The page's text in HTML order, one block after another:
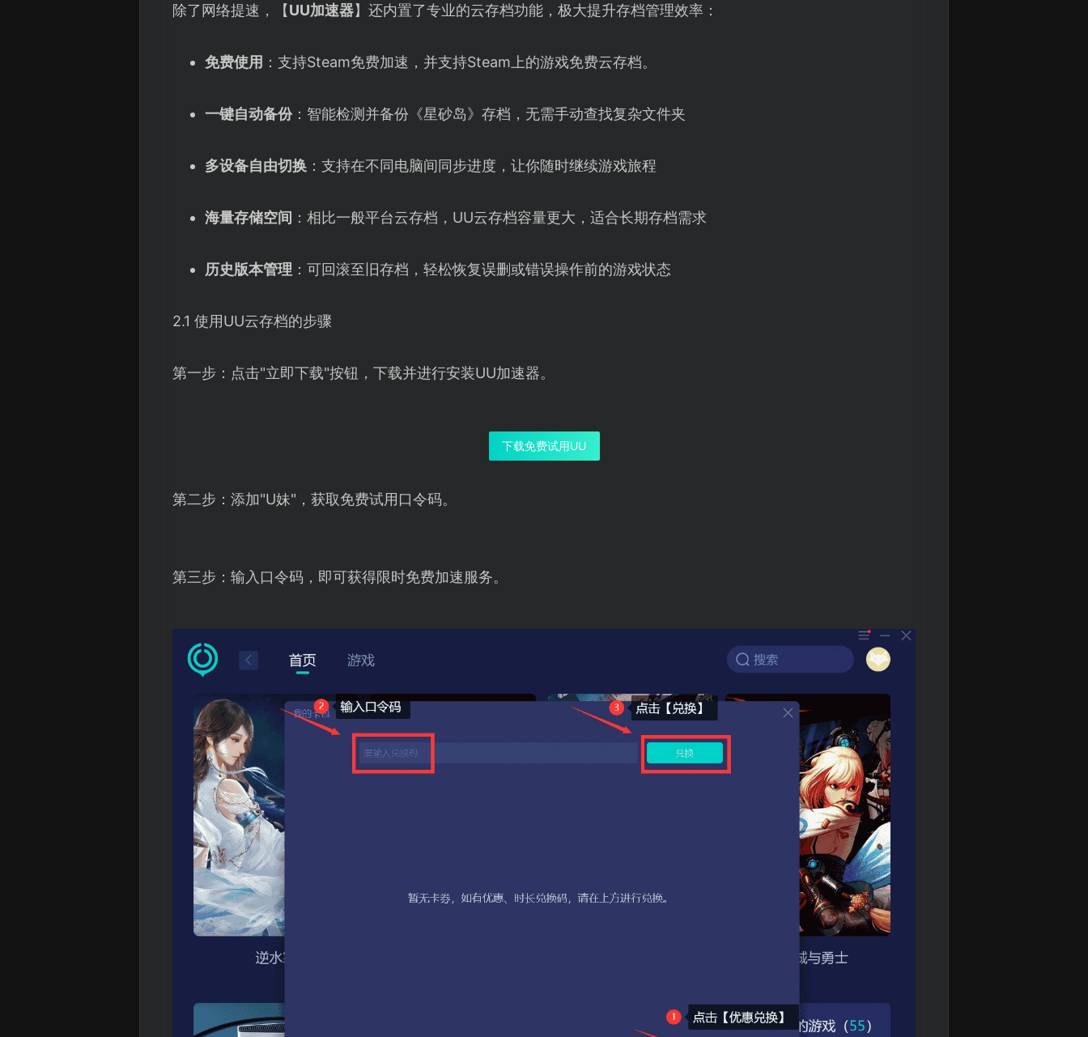
除了网络提速，【UU加速器】还内置了专业的云存档功能，极大提升存档管理效率：
免费使用 ：支持Steam免费加速，并支持Steam上的游戏免费云存档。
一键自动备份：智能检测并备份《星砂岛》存档，无需手动查找复杂文件夹
多设备自由切换：支持在不同电脑间同步进度，让你随时继续游戏旅程
海量存储空间 ：相比一般平台云存档，UU云存档容量更大，适合长期存档需求
历史版本管理 ：可回滚至旧存档，轻松恢复误删或错误操作前的游戏状态
2.1 使用UU云存档的步骤
第一步：点击"立即下载"按钮，下载并进行安装UU加速器。
下载免费试用UU
第二步：添加"U妹"，获取免费试用口令码。
第三步：输入口令码，即可获得限时免费加速服务。